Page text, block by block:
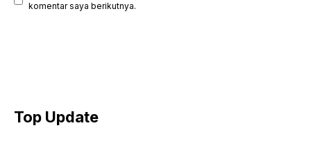
komentar saya berikutnya.
Top Update